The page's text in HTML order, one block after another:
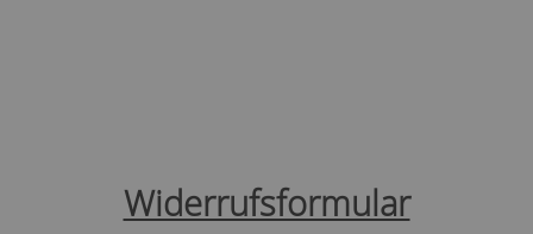
Widerrufsformular